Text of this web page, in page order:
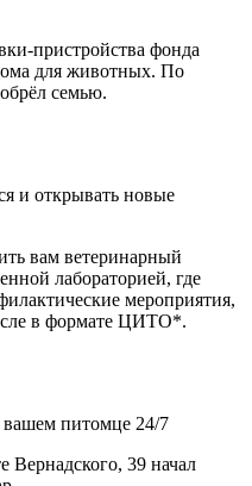
пристройства фонда
для животных. По
семью.
и открывать новые
вам ветеринарный
лабораторией, где
мероприятия,
в формате ЦИТО*.
вашем питомце 24/7
Вернадского, 39 начал